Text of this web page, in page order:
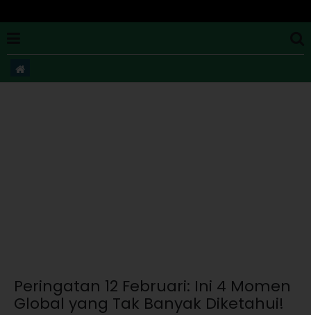
Peringatan 12 Februari: Ini 4 Momen
Global yang Tak Banyak Diketahui!